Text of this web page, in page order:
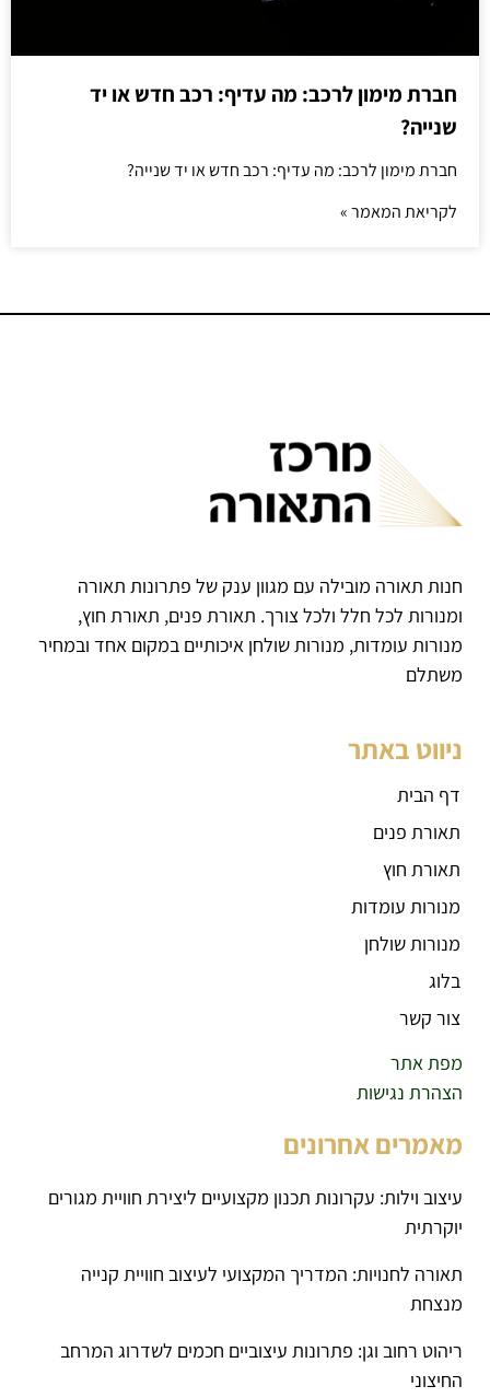
חברת מימון לרכב: מה עדיף: רכב חדש או יד
שנייה?
חברת מימון לרכב: מה עדיף: רכב חדש או יד שנייה?
לקריאת המאמר »
חנות תאורה מובילה עם מגוון ענק של פתרונות תאורה
ומנורות לכל חלל ולכל צורך. תאורת פנים, תאורת חוץ,
מנורות עומדות, מנורות שולחן איכותיים במקום אחד ובמחיר
משתלם
ניווט באתר
דף הבית
תאורת פנים
תאורת חוץ
מנורות עומדות
מנורות שולחן
בלוג
צור קשר
מפת אתר
הצהרת נגישות
מאמרים אחרונים
עיצוב וילות: עקרונות תכנון מקצועיים ליצירת חוויית מגורים
יוקרתית
תאורה לחנויות: המדריך המקצועי לעיצוב חוויית קנייה
מנצחת
ריהוט רחוב וגן: פתרונות עיצוביים חכמים לשדרוג המרחב
החיצוני